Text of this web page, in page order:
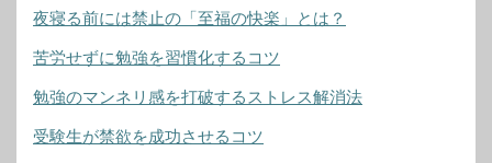
夜寝る前には禁止の「至福の快楽」とは？
苦労せずに勉強を習慣化するコツ
勉強のマンネリ感を打破するストレス解消法
受験生が禁欲を成功させるコツ